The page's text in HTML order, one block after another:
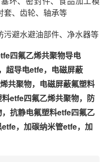
套、齿轮、轴承等
避水避油部件、净水器等
四氟乙烯共聚物导电
超导电etfe，电磁屏蔽
共聚物，电磁屏蔽氟塑料
etfe四氟乙烯共聚物，防
抗静电氟塑料etfe四氟乙
，加碳纳米管etfe，加